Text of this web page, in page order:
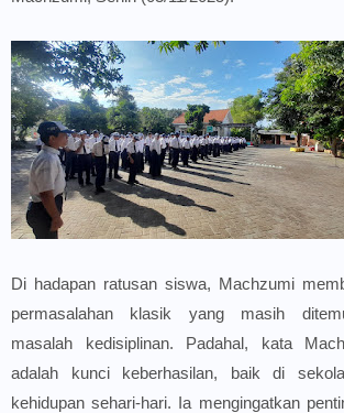
Di hadapan ratusan siswa, Machzumi
permasalahan klasik yang masih
masalah kedisiplinan. Padahal, kata
adalah kunci keberhasilan, baik di
kehidupan sehari-hari. Ia mengingatkan